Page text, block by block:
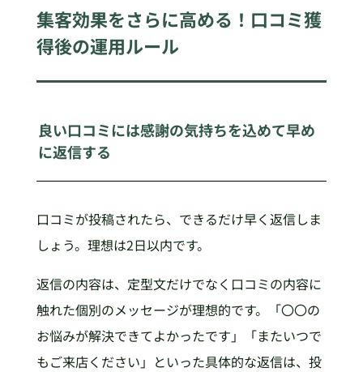
集客効果をさらに高める！口コミ獲
得後の運用ルール
良い口コミには感謝の気持ちを込めて早め
に返信する
口コミが投稿されたら、できるだけ早く返信しま
しょう。理想は2日以内です。
返信の内容は、定型文だけでなく口コミの内容に
触れた個別のメッセージが理想的です。「〇〇の
お悩みが解決できてよかったです」「またいつで
もご来店ください」といった具体的な返信は、投